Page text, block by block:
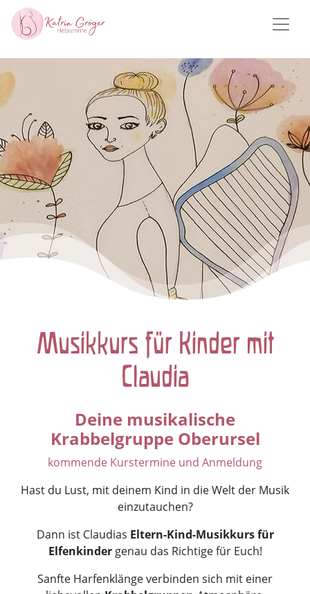
Musikkurs für Kinder mit
Claudia
Deine musikalische
Krabbelgruppe Oberursel
kommende Kurstermine und Anmeldung
Hast du Lust, mit deinem Kind in die Welt der Musik
einzutauchen?
Dann ist Claudias Eltern-Kind-Musikkurs für
Elfenkindergenau das Richtige für Euch!
Sanfte Harfenklänge verbinden sich mit einer